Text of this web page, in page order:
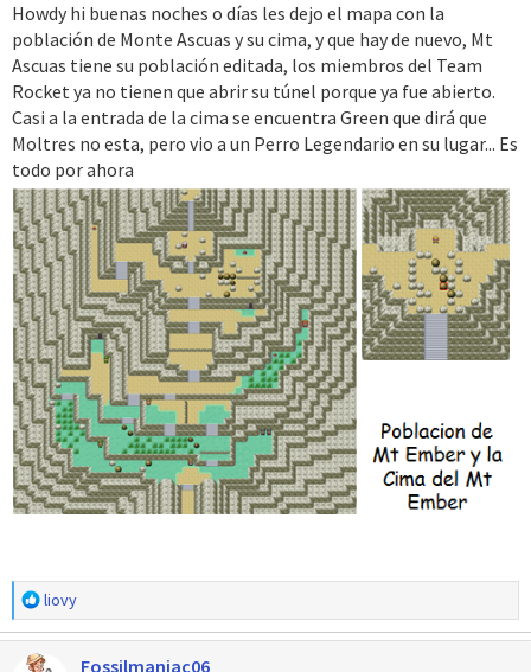
Howdy hi buenas noches o días les dejo el mapa con la
población de Monte Ascuas y su cima, y que hay de nuevo, Mt
Ascuas tiene su población editada, los miembros del Team
Rocket ya no tienen que abrir su túnel porque ya fue abierto.
Casi a la entrada de la cima se encuentra Green que dirá que
Moltres no esta, pero vio a un Perro Legendario en su lugar... Es
todo por ahora
R
e
a
c
liovy
Fossilmaniac06